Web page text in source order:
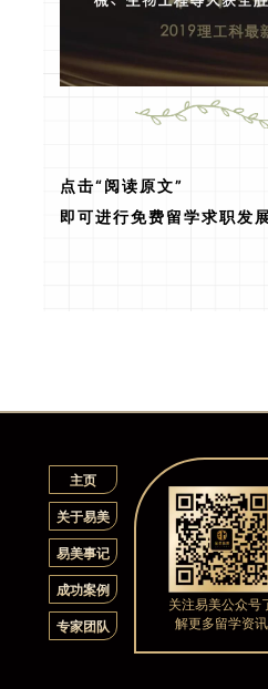
点击“阅读原文”
即可进行免费留学求职发
主页
关于易美
易美事记
成功案例
专家团队
关注易美公众号
解更多留学资讯